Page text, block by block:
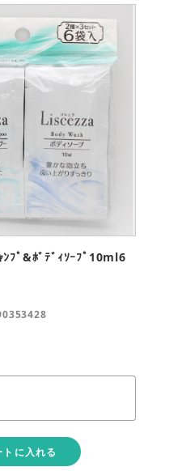
ﾝﾌﾟ&ﾎﾞﾃﾞｨｿｰﾌﾟ10ml6
トに入れる